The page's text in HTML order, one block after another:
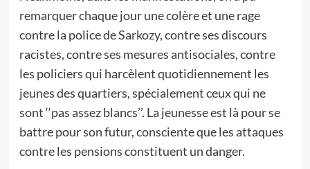
remarquer chaque jour une colère et une rage
contre la police de Sarkozy, contre ses discours
racistes, contre ses mesures antisociales, contre
les policiers qui harcèlent quotidiennement les
jeunes des quartiers, spécialement ceux qui ne
sont ‘‘pas assez blancs’’. La jeunesse est là pour se
battre pour son futur, consciente que les attaques
contre les pensions constituent un danger.